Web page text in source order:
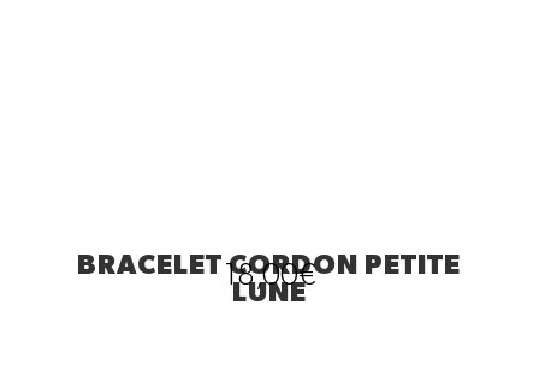
BRACELET CORDON PETITE
LUNE
18,00€